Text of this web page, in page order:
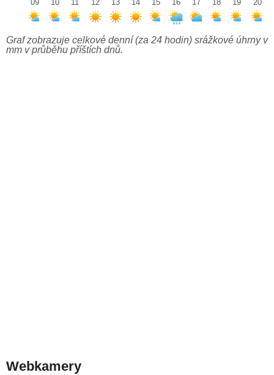
09
10
11
12
13
14
15
16
17
18
19
20
Graf zobrazuje celkové denní (za 24 hodin) srážkové úhrny v
mm v průběhu příštích dnů.
Webkamery